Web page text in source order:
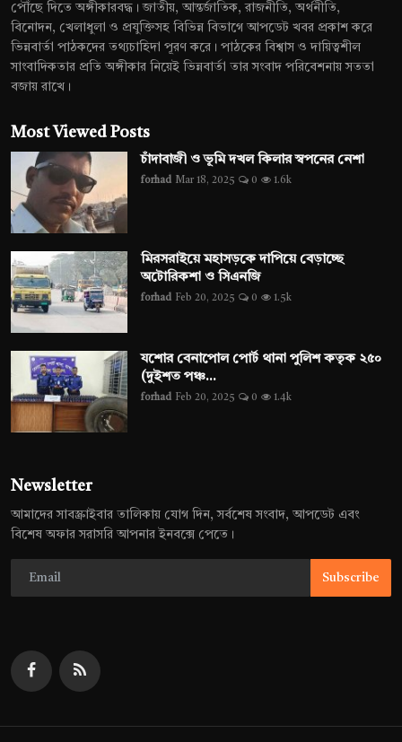
পৌঁছে দিতে অঙ্গীকারবদ্ধ। জাতীয়, আন্তর্জাতিক, রাজনীতি, অর্থনীতি,
বিনোদন, খেলাধুলা ও প্রযুক্তিসহ বিভিন্ন বিভাগে আপডেট খবর প্রকাশ করে
ভিন্নবার্তা পাঠকদের তথ্যচাহিদা পূরণ করে। পাঠকের বিশ্বাস ও দায়িত্বশীল
সাংবাদিকতার প্রতি অঙ্গীকার নিয়েই ভিন্নবার্তা তার সংবাদ পরিবেশনায় সততা
বজায় রাখে।
Most Viewed Posts
চাঁদাবাজী ও ভূমি দখল কিলার স্বপনের নেশা
forhad Mar 18, 2025 0 1.6k
মিরসরাইয়ে মহাসড়কে দাপিয়ে বেড়াচ্ছে
অটোরিকশা ও সিএনজি
forhad Feb 20, 2025 0 1.5k
যশোর বেনাপোল পোর্ট থানা পুলিশ কতৃক ২৫০
(দুইশত পঞ্চ...
forhad Feb 20, 2025 0 1.4k
Newsletter
আমাদের সাবস্ক্রাইবার তালিকায় যোগ দিন, সর্বশেষ সংবাদ, আপডেট এবং
বিশেষ অফার সরাসরি আপনার ইনবক্সে পেতে।
Subscribe